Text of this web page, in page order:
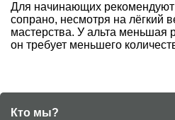
Для начинающих рекомендуют
сопрано, несмотря на лёгкий
мастерства. У альта меньшая
он требует меньшего
Кто мы?